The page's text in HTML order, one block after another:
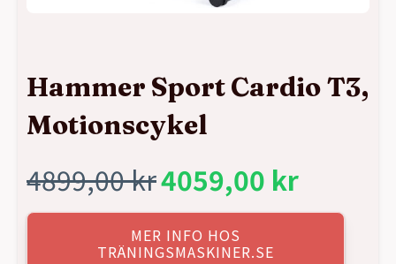
Hammer Sport Cardio T3,
Motionscykel
4899,00kr
Det
ursprungliga
4059,00 kr
Det
nuvarandeMER INFO HOS
TRÄNINGSMASKINER.SE